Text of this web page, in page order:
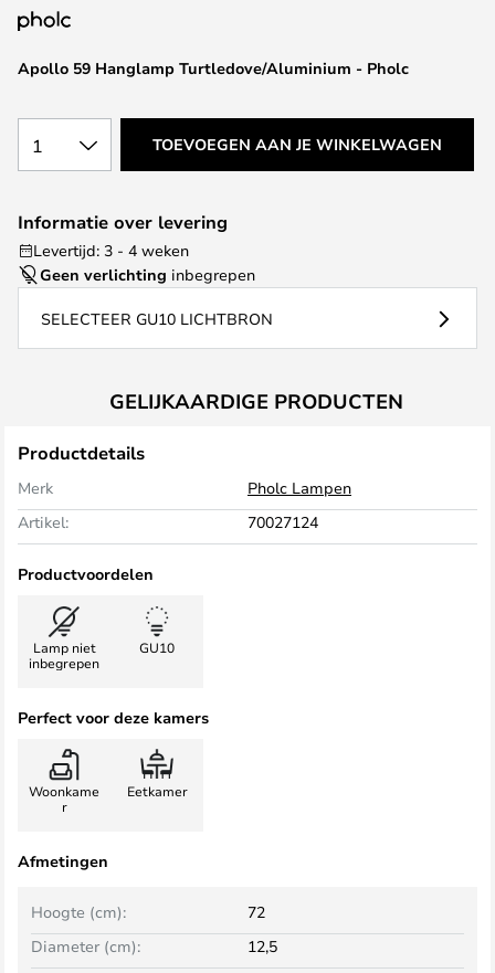
de
gallerij
Apollo 59 Hanglamp Turtledove/Aluminium - Pholc
1 TOEVOEGEN AAN JE WINKELWAGEN
Informatie over levering
Levertijd: 3 - 4 weken
Geen verlichting inbegrepen
SELECTEER GU10 LICHTBRON
GELIJKAARDIGE PRODUCTEN
Productdetails
Merk
Pholc Lampen
Artikel:
70027124
Productvoordelen
Lamp niet
inbegrepen
GU10
Perfect voor deze kamers
Woonkame
r
Eetkamer
Afmetingen
Hoogte (cm):
72
Diameter (cm):
12,5